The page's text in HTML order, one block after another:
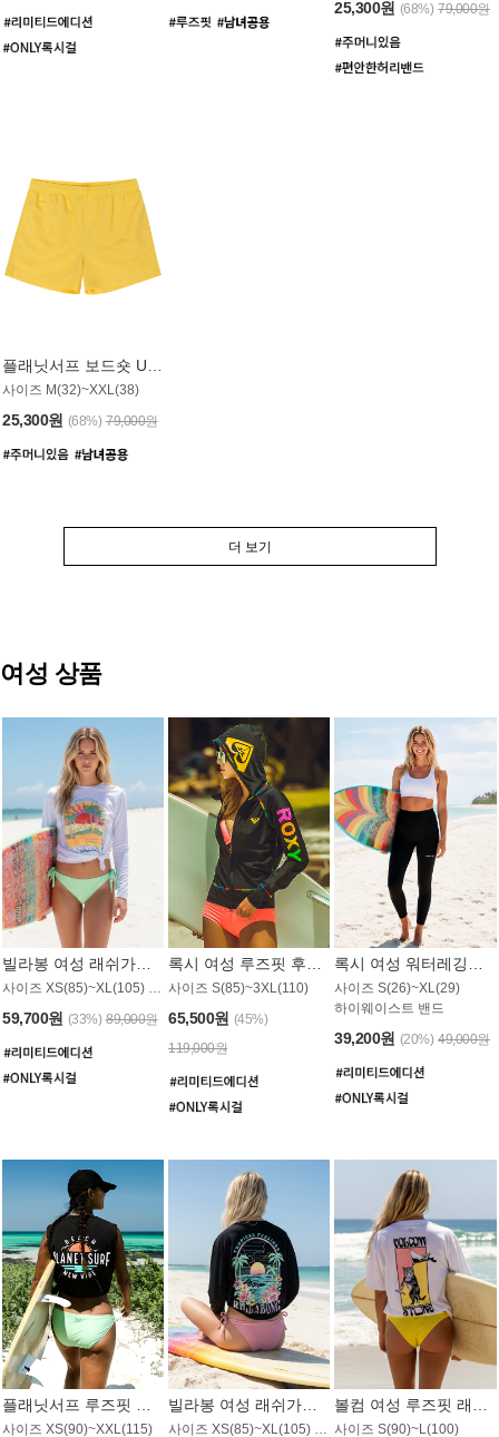
25,300원 (68%) 79,000원
플래닛서프 보드숏 UMB008YPS
사이즈 M(32)~XXL(38)
25,300원 (68%) 79,000원
더 보기
여성 상품
59,700원 (33%) 89,000원
사이즈 S(85)~3XL(110)
65,500원 (45%)
119,000원
사이즈 S(26)~XL(29)
하이웨이스트 밴드
39,200원 (20%) 49,000원
사이즈 XS(90)~XXL(115) 사이즈 XS(85)~XL(105) / 오버핏 사이즈 S(90)~L(100)